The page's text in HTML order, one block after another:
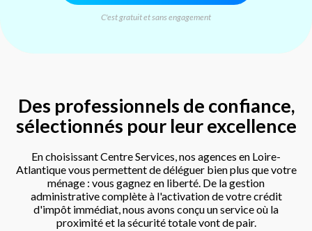
C'est gratuit et sans engagement
Des professionnels de confiance,
sélectionnés pour leur excellence
En choisissant Centre Services, nos agences en Loire-
Atlantique vous permettent de déléguer bien plus que votre
ménage : vous gagnez en liberté. De la gestion
administrative complète à l'activation de votre crédit
d'impôt immédiat, nous avons conçu un service où la
proximité et la sécurité totale vont de pair.